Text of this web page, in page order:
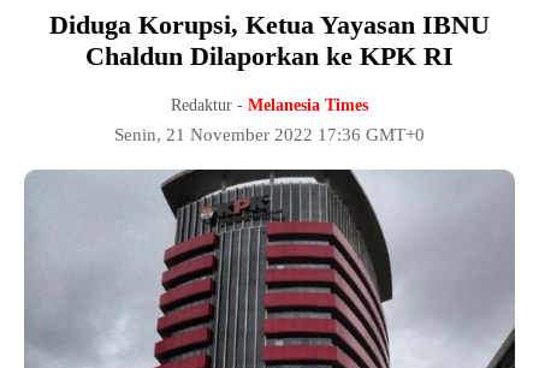
Diduga Korupsi, Ketua Yayasan IBNU
Chaldun Dilaporkan ke KPK RI
Redaktur - Melanesia Times
Senin, 21 November 2022 17:36 GMT+0